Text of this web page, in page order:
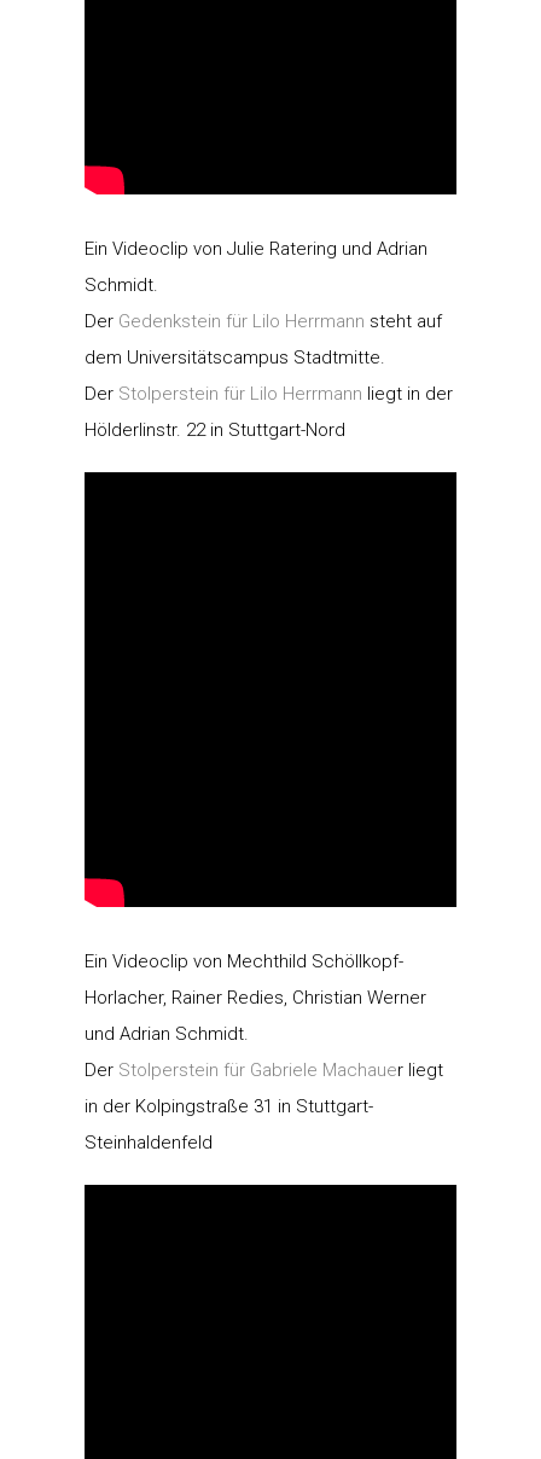
Ein Videoclip von Julie Ratering und Adrian
Schmidt.
Der Gedenkstein für Lilo Herrmann steht auf
dem Universitätscampus Stadtmitte.
Der Stolperstein für Lilo Herrmann liegt in der
Hölderlinstr. 22 in Stuttgart-Nord
Ein Videoclip von Mechthild Schöllkopf-
Horlacher, Rainer Redies, Christian Werner
und Adrian Schmidt.
Der Stolperstein für Gabriele Machauer liegt
in der Kolpingstraße 31 in Stuttgart-
Steinhaldenfeld